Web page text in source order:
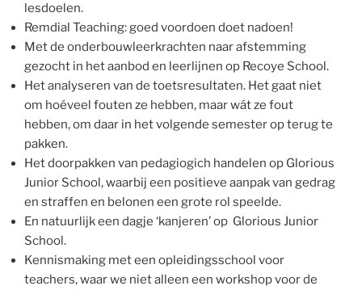
lesdoelen.
Remdial Teaching: goed voordoen doet nadoen!
Met de onderbouwleerkrachten naar afstemming
gezocht in het aanbod en leerlijnen op Recoye School.
Het analyseren van de toetsresultaten. Het gaat niet
om hoéveel fouten ze hebben, maar wát ze fout
hebben, om daar in het volgende semester op terug te
pakken.
Het doorpakken van pedagiogich handelen op Glorious
Junior School, waarbij een positieve aanpak van gedrag
en straffen en belonen een grote rol speelde.
En natuurlijk een dagje ‘kanjeren’ op Glorious Junior
School.
Kennismaking met een opleidingsschool voor
teachers, waar we niet alleen een workshop voor de